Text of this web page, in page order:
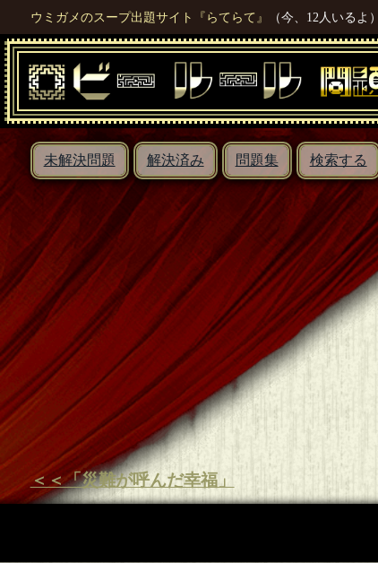
ウミガメのスープ出題サイト『らてらて』 （今、12人いるよ）
未解決問題 解決済み 問題集 検索する
＜＜「災難が呼んだ幸福」